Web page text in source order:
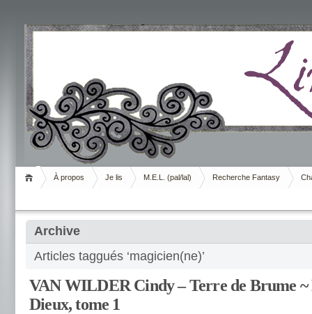
Livrement
À propos Je lis M.E.L. (pal/lal) Recherche Fantasy
Archive
Articles taggués ‘magicien(ne)’
VAN WILDER Cindy – Terre de Brume ~
Dieux, tome 1